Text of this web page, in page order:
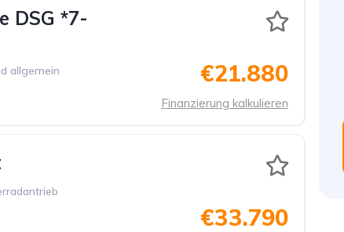
DSG *7-
allgemein €21.880
Finanzierung kalkulieren
€33.790